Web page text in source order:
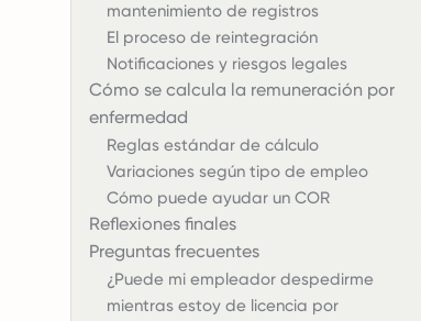
mantenimiento de registros
El proceso de reintegración
Notificaciones y riesgos legales
Cómo se calcula la remuneración por
enfermedad
Reglas estándar de cálculo
Variaciones según tipo de empleo
Cómo puede ayudar un COR
Reflexiones finales
Preguntas frecuentes
¿Puede mi empleador despedirme
mientras estoy de licencia por